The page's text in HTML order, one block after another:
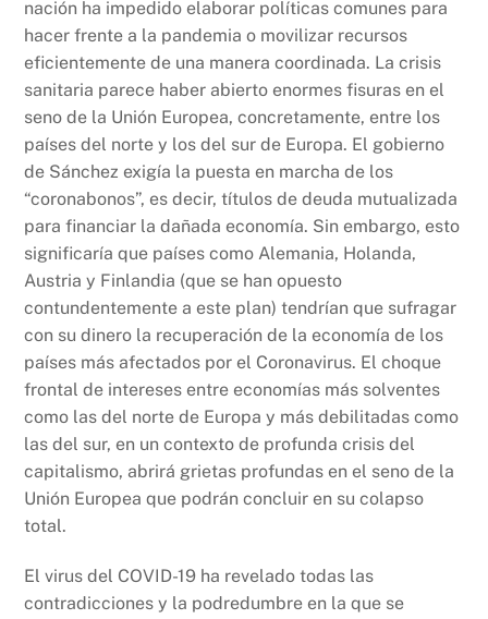
nación ha impedido elaborar políticas comunes para
hacer frente a la pandemia o movilizar recursos
eficientemente de una manera coordinada. La crisis
sanitaria parece haber abierto enormes fisuras en el
seno de la Unión Europea, concretamente, entre los
países del norte y los del sur de Europa. El gobierno
de Sánchez exigía la puesta en marcha de los
“coronabonos”, es decir, títulos de deuda mutualizada
para financiar la dañada economía. Sin embargo, esto
significaría que países como Alemania, Holanda,
Austria y Finlandia (que se han opuesto
contundentemente a este plan) tendrían que sufragar
con su dinero la recuperación de la economía de los
países más afectados por el Coronavirus. El choque
frontal de intereses entre economías más solventes
como las del norte de Europa y más debilitadas como
las del sur, en un contexto de profunda crisis del
capitalismo, abrirá grietas profundas en el seno de la
Unión Europea que podrán concluir en su colapso
total.
El virus del COVID-19 ha revelado todas las
contradicciones y la podredumbre en la que se